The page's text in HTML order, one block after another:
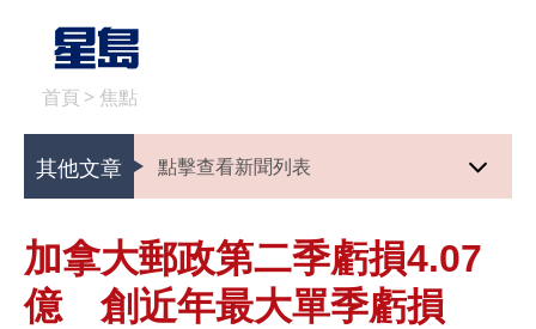
首頁 > 焦點
其他文章 點擊查看新聞列表
加拿大郵政第二季虧損4.07
億 創近年最大單季虧損